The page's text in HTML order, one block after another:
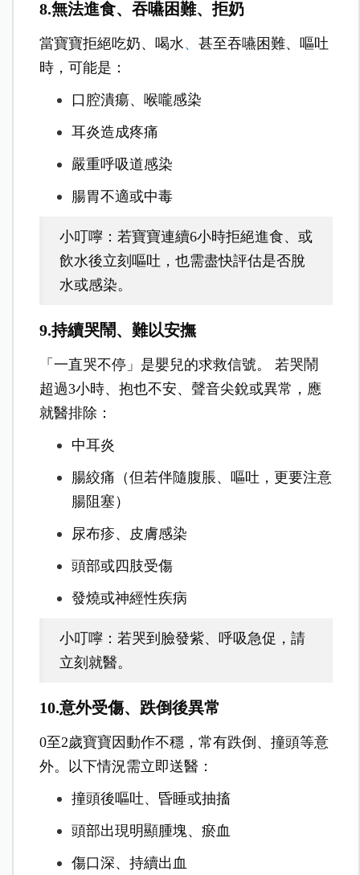
8.無法進食、吞嚥困難、拒奶
當寶寶拒絕吃奶、喝水、甚至吞嚥困難、嘔吐
時，可能是：
口腔潰瘍、喉嚨感染
耳炎造成疼痛
嚴重呼吸道感染
腸胃不適或中毒
小叮嚀：若寶寶連續6小時拒絕進食、或
飲水後立刻嘔吐，也需盡快評估是否脫
水或感染。
9.持續哭鬧、難以安撫
「一直哭不停」是嬰兒的求救信號。 若哭鬧
超過3小時、抱也不安、聲音尖銳或異常，應
就醫排除：
中耳炎
腸絞痛（但若伴隨腹脹、嘔吐，更要注意
腸阻塞）
尿布疹、皮膚感染
頭部或四肢受傷
發燒或神經性疾病
小叮嚀：若哭到臉發紫、呼吸急促，請
立刻就醫。
10.意外受傷、跌倒後異常
0至2歲寶寶因動作不穩，常有跌倒、撞頭等意
外。以下情況需立即送醫：
撞頭後嘔吐、昏睡或抽搐
頭部出現明顯腫塊、瘀血
傷口深、持續出血